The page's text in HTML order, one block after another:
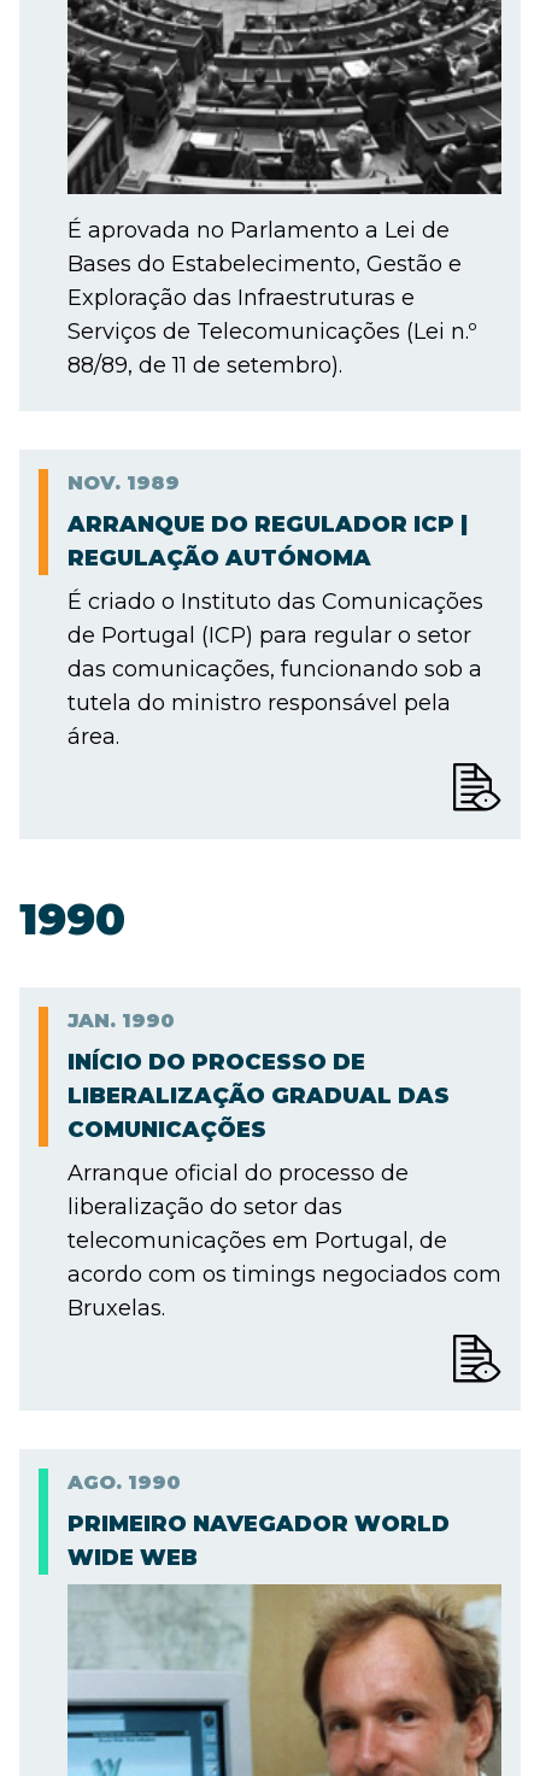
É aprovada no Parlamento a Lei de
Bases do Estabelecimento, Gestão e
Exploração das Infraestruturas e
Serviços de Telecomunicações (Lei n.º
88/89, de 11 de setembro).
NOV. 1989
ARRANQUE DO REGULADOR ICP |
REGULAÇÃO AUTÓNOMA
É criado o Instituto das Comunicações
de Portugal (ICP) para regular o setor
das comunicações, funcionando sob a
tutela do ministro responsável pela
área.
1990
JAN. 1990
INÍCIO DO PROCESSO DE
LIBERALIZAÇÃO GRADUAL DAS
COMUNICAÇÕES
Arranque oficial do processo de
liberalização do setor das
telecomunicações em Portugal, de
acordo com os timings negociados com
Bruxelas.
AGO. 1990
PRIMEIRO NAVEGADOR WORLD
WIDE WEB